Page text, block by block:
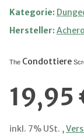
Kategorie:
Hersteller:
The Condottiere
19,95
inkl. 7% USt. ,